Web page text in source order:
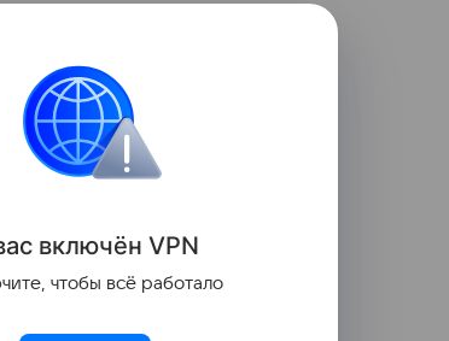
Kasikornbank
организация
долей 3,49%.
Intouch Holdings Pcl,
компании
включён VPN
чтобы всё работало